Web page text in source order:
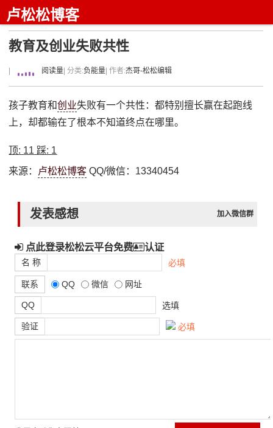
卢松松博客
教育及创业失败共性
阅读量 | 分类:负能量 | 作者:杰哥-松松编辑
孩子教育和创业失败有一个共性：都特别擅长赢在起跑线
上，却都输在了根本不知道终点在哪里。
顶: 11 踩: 1
来源： 卢松松博客 QQ/微信：13340454
发表感想 加入微信群
点此登录松松云平台免费 认证
名 称 必填
联系 QQ 微信 网址
QQ 选填
验证 必填